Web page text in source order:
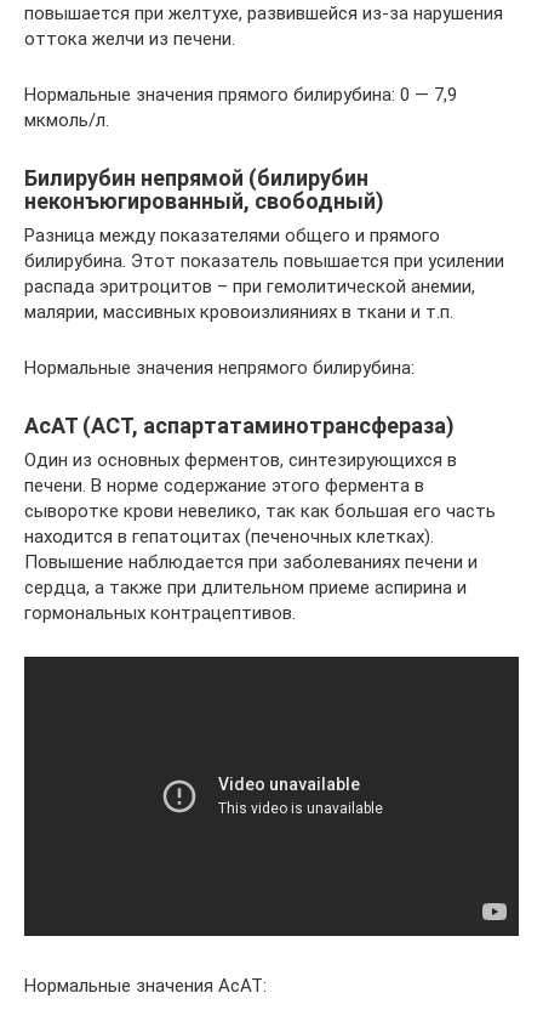
повышается при желтухе, развившейся из-за нарушения
оттока желчи из печени.
Нормальные значения прямого билирубина: 0 — 7,9
мкмоль/л.
Билирубин непрямой (билирубин
неконъюгированный, свободный)
Разница между показателями общего и прямого
билирубина. Этот показатель повышается при усилении
распада эритроцитов – при гемолитической анемии,
малярии, массивных кровоизлияниях в ткани и т.п.
Нормальные значения непрямого билирубина:
АсАТ (АСТ, аспартатаминотрансфераза)
Один из основных ферментов, синтезирующихся в
печени. В норме содержание этого фермента в
сыворотке крови невелико, так как большая его часть
находится в гепатоцитах (печеночных клетках).
Повышение наблюдается при заболеваниях печени и
сердца, а также при длительном приеме аспирина и
гормональных контрацептивов.
Нормальные значения АсАТ: